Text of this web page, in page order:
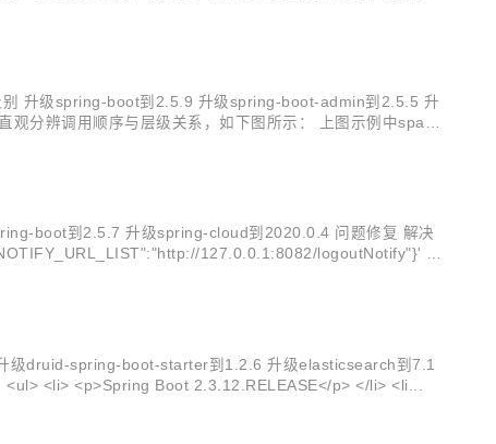
别 升级spring-boot到2.5.9 升级spring-boot-admin到2.5.5 升
分辨调用顺序与层级关系，如下图所示： 上图示例中spanI
boot到2.5.7 升级spring-cloud到2020.0.4 问题修复 解决
127.0.0.1:8082/logoutNotify"}' w
druid-spring-boot-starter到1.2.6 升级elasticsearch到7.1
4.0 升级spring-boot-admin到2.5.1 新增工程/分支 新增zlt-loadbalancer-spring-boot-starter工程 增加分支4.x（该分支不会更新） <ul> <li> <p>Spring Boot 2.3.12.RELEASE</p> </li> <li...